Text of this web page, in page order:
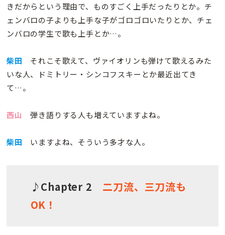
きだからという理由で、ものすごく上手だったりとか。チ
ェンバロの子よりも上手な子がゴロゴロいたりとか、チェ
ンバロの学生で歌も上手とか…。
柴田 それこそ歌えて、ヴァイオリンも弾けて歌えるみた
いな人、ドミトリー・シンコフスキーとか最近出てき
て…。
西山 弾き語りする人も増えていますよね。
柴田 いますよね、そういう多才な人。
♪Chapter 2 二刀流、三刀流も
OK！